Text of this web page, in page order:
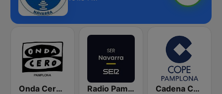
Onda Cero Pamplona Radio Pamplona SER Cadena COPE Pamplona